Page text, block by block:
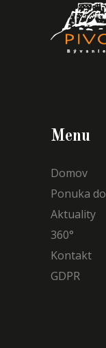
Menu
Domov
Ponuka
Aktuality
360°
Kontakt
GDPR